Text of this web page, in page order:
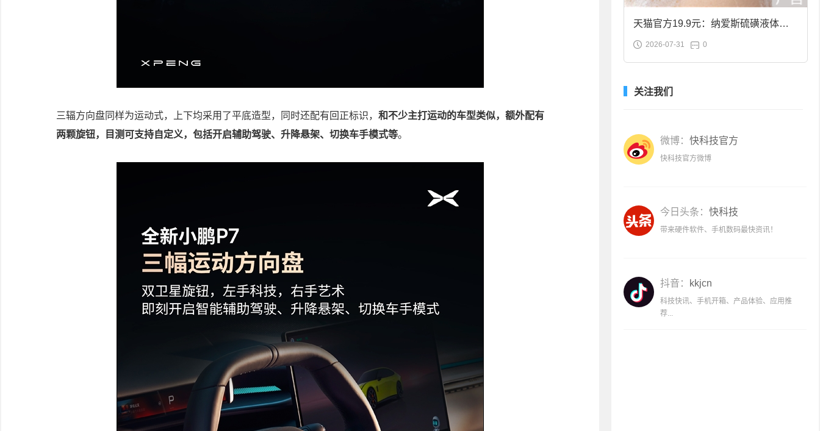
三辐方向盘同样为运动式，上下均采用了平底造型，同时还配有回正标识， 和不少主打运动的车型类似，额外配有
两颗旋钮，目测可支持自定义，包括开启辅助驾驶、升降悬架、切换车手模式等。
天猫官方19.9元：纳爱斯硫磺液体香
皂2斤大促
2026-07-31 0
关注我们
微博： 快科技官方
快科技官方微博
今日头条： 快科技
带来硬件软件、手机数码最快资讯！
抖音： kkjcn
科技快讯、手机开箱、产品体验、应用推
荐...